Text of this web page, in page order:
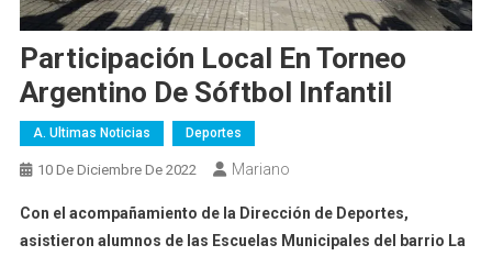
Participación Local En Torneo
Argentino De Sóftbol Infantil
A. Ultimas Noticias Deportes
10 De Diciembre De 2022 Mariano
Con el acompañamiento de la Dirección de Deportes,
asistieron alumnos de las Escuelas Municipales del barrio La